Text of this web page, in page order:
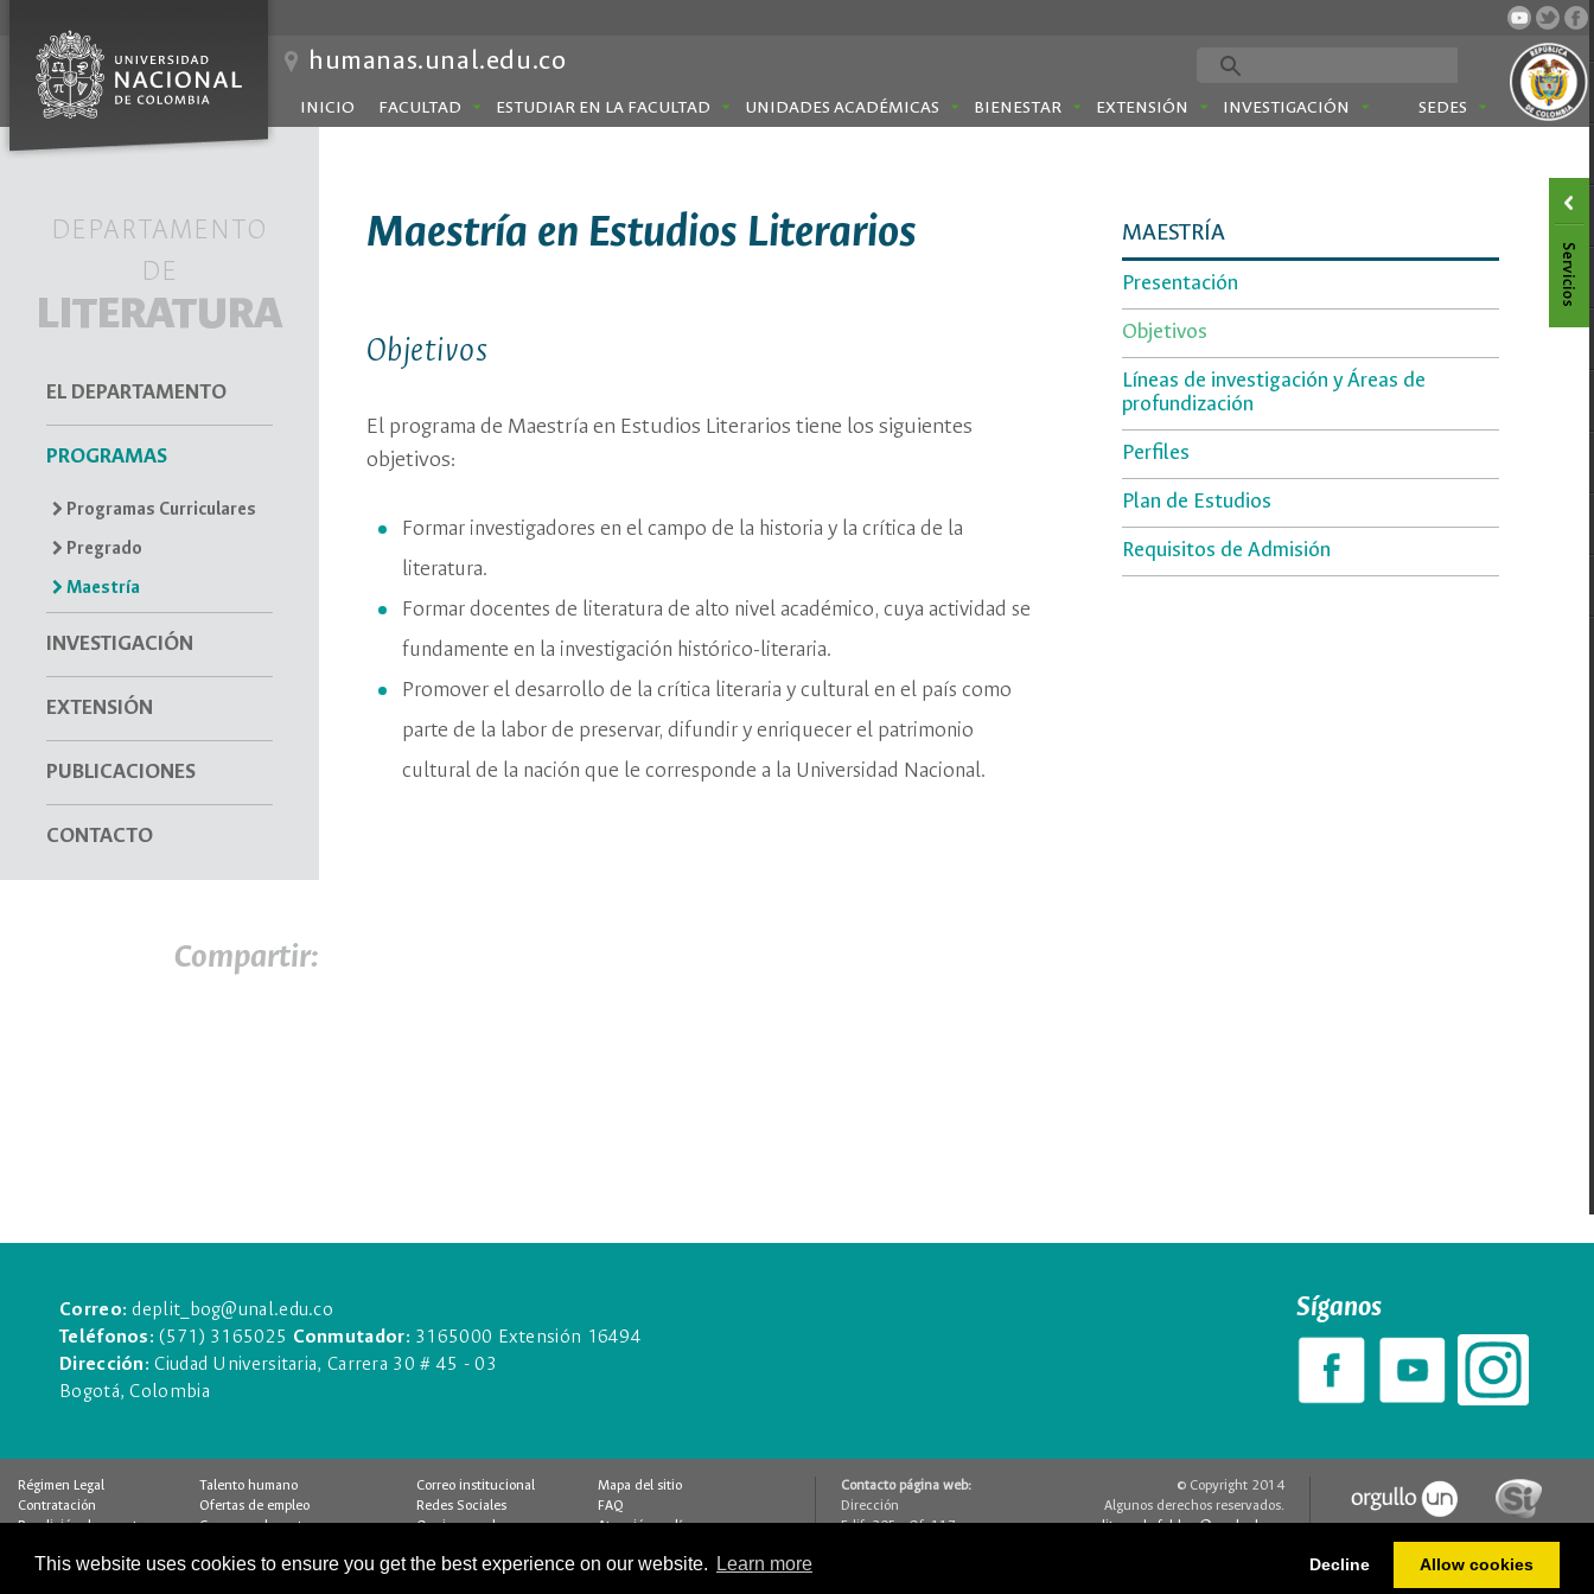
This website uses cookies to ensure you get the best experience on our website. Learn more Decline Allow cookies
humanas.unal.edu.co
INICIO FACULTAD ESTUDIAR EN LA FACULTAD UNIDADES ACADÉMICAS BIENESTAR EXTENSIÓN INVESTIGACIÓN SEDES
DEPARTAMENTO
DE
LITERATURA
EL DEPARTAMENTO
PROGRAMAS
Programas Curriculares
Pregrado
Maestría
INVESTIGACIÓN
EXTENSIÓN
PUBLICACIONES
CONTACTO
Compartir:
MAESTRÍA
Presentación
Objetivos
Líneas de investigación y Áreas de
profundización
Perfiles
Plan de Estudios
Requisitos de Admisión
Maestría en Estudios Literarios
Objetivos
El programa de Maestría en Estudios Literarios tiene los siguientes
objetivos:
Formar investigadores en el campo de la historia y la crítica de la
literatura.
Formar docentes de literatura de alto nivel académico, cuya actividad se
fundamente en la investigación histórico-literaria.
Promover el desarrollo de la crítica literaria y cultural en el país como
parte de la labor de preservar, difundir y enriquecer el patrimonio
cultural de la nación que le corresponde a la Universidad Nacional.
Correo:deplit_bog@unal.edu.co
Teléfonos:(571) 3165025 Conmutador: 3165000 Extensión 16494
Dirección:Ciudad Universitaria, Carrera 30 # 45 - 03
Bogotá, Colombia
Síganos
Régimen Legal
Talento humano
Contratación
Ofertas de empleo
Rendición de cuentas
Concurso docente
Calidad
Buzón de notificaciones
Correo institucional
Mapa del sitio
Redes Sociales
FAQ
Quejas y reclamos
Atención en línea
Estadísticas
Glosario
Contacto página web:
Dirección
Edif. 205 - Of. 117
© Copyright 2014
Algunos derechos reservados.
editorweb_fchbog@unal.edu.co